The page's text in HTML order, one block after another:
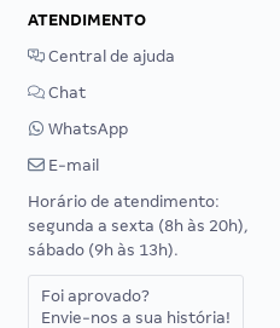
ATENDIMENTO
Central de ajuda
Chat
WhatsApp
E-mail
Horário de atendimento:
segunda a sexta (8h às 20h),
sábado (9h às 13h).
Foi aprovado?
Envie-nos a sua história!